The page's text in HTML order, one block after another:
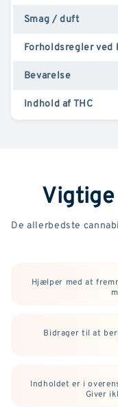
Smag / duft
Forholdsregler ved
Bevarelse
Indhold af THC
De allerbedste
Hjælper med at
Bidrager til at
Indholdet er i
Giver